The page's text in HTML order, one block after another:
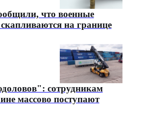
что военные
на границе
сотрудникам
массово поступают